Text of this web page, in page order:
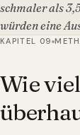
schmaler als
würden eine
KAPITEL 09
Wie viel